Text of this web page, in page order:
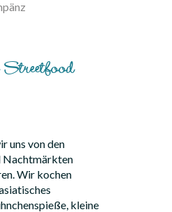
Streetfood
uns von den
Nachtmärkten
Wir kochen
kleine